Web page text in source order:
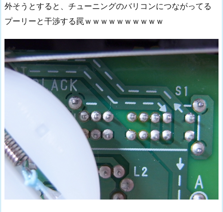
外そうとすると、チューニングのバリコンにつながってる
プーリーと干渉する罠ｗｗｗｗｗｗｗｗｗｗ